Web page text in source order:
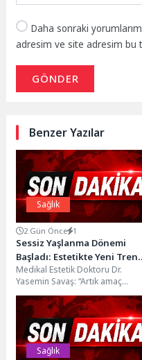
Daha sonraki
adresim ve site adresim bu
GÖNDER
Benzer Yazılar
Sağlık
2 Gün Önce 1
Sessiz Yaşlanma Dönemi
Başladı: Estetikte Yeni
Doğallığı Yıllarca Korumak
Medikal Estetik Doktoru Dr.
Yasemin Savaş: “Artık amaç
zamanı geri almak değil,
yaşlanmayı doğru
yönetmek.”Uzun...
Sağlık